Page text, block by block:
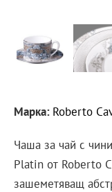
Марка: Roberto
Чаша за чай с
Platin от Roberto
зашеметяващ